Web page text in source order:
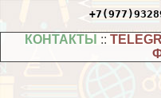
КОНТАКТЫ ::